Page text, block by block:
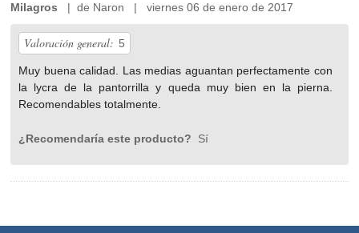
Milagros | de Naron | viernes 06 de enero de 2017
Valoración general: 5
Muy buena calidad. Las medias aguantan perfectamente con
la lycra de la pantorrilla y queda muy bien en la pierna.
Recomendables totalmente.
¿Recomendaría este producto? Sí